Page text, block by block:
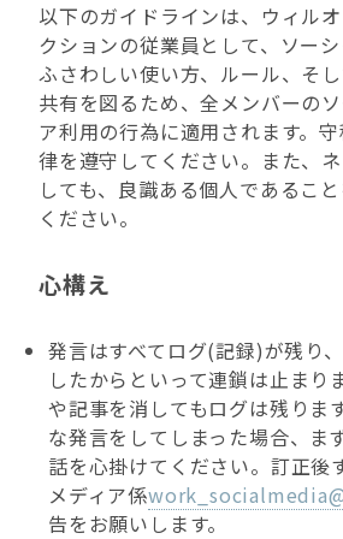
以下のガイドラインは、ウィル
クションの従業員として、ソー
ふさわしい使い方、ルール、そ
共有を図るため、全メンバーの
ア利用の行為に適用されます。
律を遵守してください。また、
しても、良識ある個人であるこ
ください。
心構え
発言はすべてログ(記録)が残り
したからといって連鎖は止まり
や記事を消してもログは残りま
な発言をしてしまった場合、ま
話を心掛けてください。訂正後
メディア係
告をお願いします。